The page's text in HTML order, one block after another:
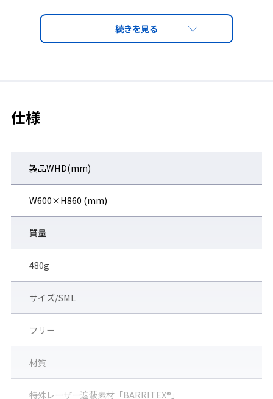
新開発のレーザー遮蔽特殊素材「BARRITEX®」を採用
レーザー加工作業時の予期せぬ強烈な反射や散乱光にさらされる
●水拭きで汚れのふき取りが可能(表面)
仕様
製品WHD(mm)
W600×H860 (mm)
質量
480g
サイズ/SML
フリー
材質
特殊レーザー遮蔽素材「BARRITEX®」